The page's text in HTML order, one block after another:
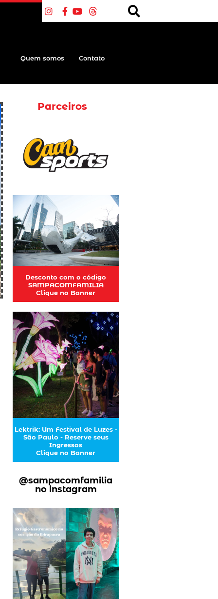
Quem somos Contato
Parceiros
Desconto com o código
SAMPACOMFAMILIA
Clique no Banner
Lektrik: Um Festival de Luzes -
São Paulo - Reserve seus
Ingressos
Clique no Banner
@sampacomfamilia
no instagram